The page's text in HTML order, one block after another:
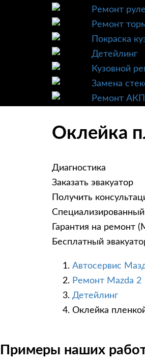
Ремонт
Ремонт
Покраска
Детейлинг
Кузовной
Замена
Ремонт
Оклейка
Диагностика
Заказать эвакуатор
Получить
Гарантия на ремонт
Бесплатный
Автосервис
Ремонт Mazda 2
Детейлинг
Оклейка
Примеры наших